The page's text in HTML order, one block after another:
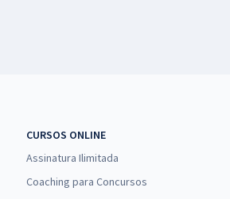
CURSOS ONLINE
Assinatura Ilimitada
Coaching para Concursos